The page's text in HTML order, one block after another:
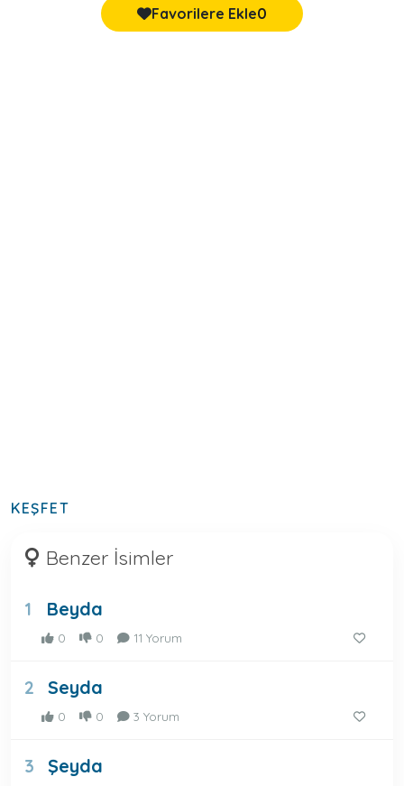
Favorilere Ekle0
KEŞFET
Benzer İsimler
1 Beyda
0 0 11 Yorum
2 Seyda
0 0 3 Yorum
3 Şeyda